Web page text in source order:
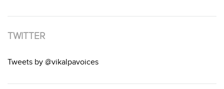
TWITTER
Tweets by @vikalpavoices